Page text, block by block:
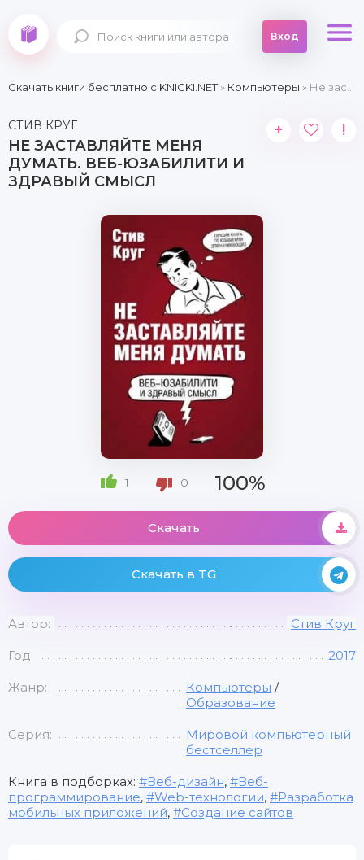
Вход
Скачать книги бесплатно c KNIGKI.NET» Компьютеры » Не заставляйте меня думать. Веб-юзабилити и здравый смысл
СТИВ КРУГ
НЕ ЗАСТАВЛЯЙТЕ МЕНЯ
ДУМАТЬ. ВЕБ-ЮЗАБИЛИТИ И
ЗДРАВЫЙ СМЫСЛ
+ !
1 0 100%
Скачать
Скачать в TG
Автор: Стив Круг
Год: 2017
Жанр: Компьютеры /
Образование
Серия:
Мировой компьютерный
бестселлер
Книга в подборках: Веб-дизайн,
Веб-
программирование, Web-технологии,
Разработка
мобильных приложений, Создание сайтов